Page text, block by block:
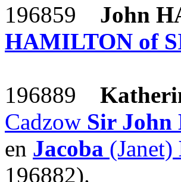
196859 John
HAMILTON of
196889
Cadzow Sir John
en Jacoba (Janet)
196882).